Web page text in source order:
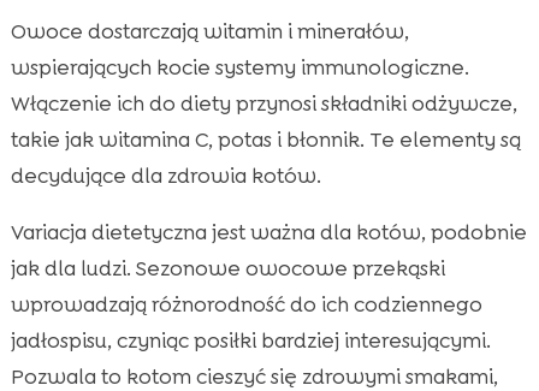
Owoce dostarczają witamin i minerałów,
wspierających kocie systemy immunologiczne.
Włączenie ich do diety przynosi składniki odżywcze,
takie jak witamina C, potas i błonnik. Te elementy są
decydujące dla zdrowia kotów.
Variacja dietetyczna jest ważna dla kotów, podobnie
jak dla ludzi. Sezonowe owocowe przekąski
wprowadzają różnorodność do ich codziennego
jadłospisu, czyniąc posiłki bardziej interesującymi.
Pozwala to kotom cieszyć się zdrowymi smakami,